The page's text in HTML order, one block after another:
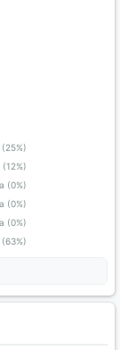
(12%)
(0%)
(0%)
(0%)